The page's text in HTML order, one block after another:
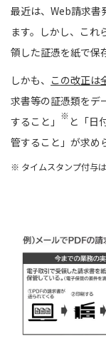
最近は、Web請求書
ます。しかし、これ
領した証憑を紙で保
しかも、 この改正は
求書等の証憑類をデ
すること」 ※と「日
管すること」が求め
※ タイムスタンプ付与